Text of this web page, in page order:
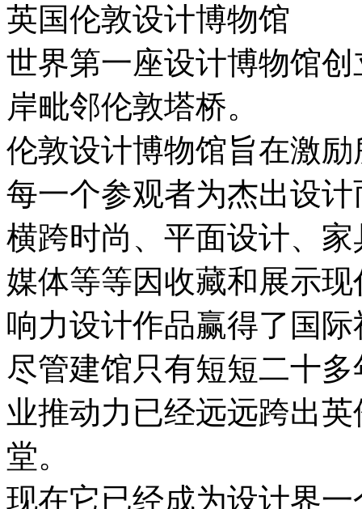
英国伦敦设计博物馆
世界第一座设计博物馆
岸毗邻伦敦塔桥。
伦敦设计博物馆旨在激
每一个参观者为杰出设
横跨时尚、平面设计、
媒体等等因收藏和展示
响力设计作品赢得了国
尽管建馆只有短短二十
业推动力已经远远跨出
堂。
现在它已经成为设计界